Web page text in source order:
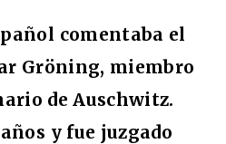
comentaba el
Gröning, miembro
de Auschwitz.
y fue juzgado